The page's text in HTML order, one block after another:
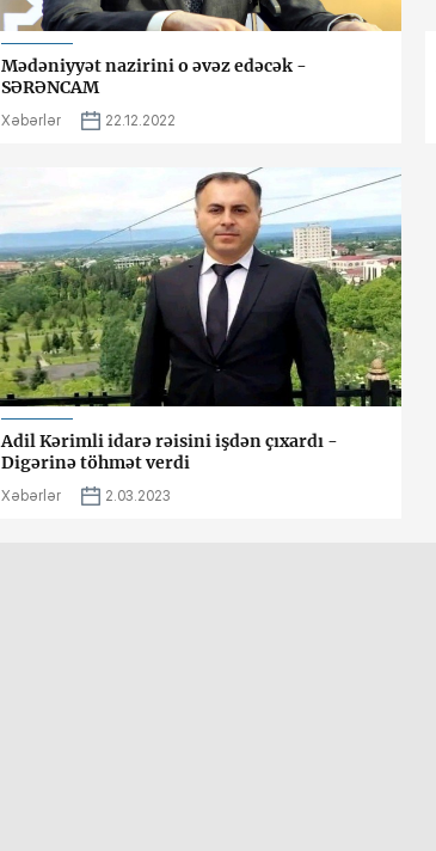
Mədəniyyət nazirini o əvəz edəcək -
SƏRƏNCAM
Xəbərlər 22.12.2022
Adil Kərimli idarə rəisini işdən çıxardı -
Digərinə töhmət verdi
Xəbərlər 2.03.2023